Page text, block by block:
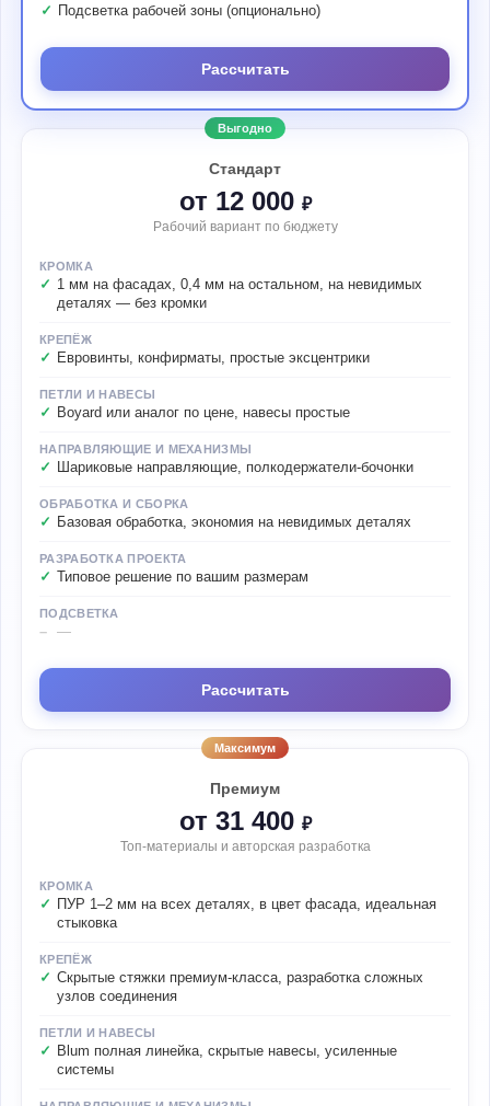
Выгодно
Стандарт
от 12 000 ₽
Рабочий вариант по бюджету
КРОМКА
1 мм на фасадах, 0,4 мм на остальном, на невидимых
деталях — без кромки
КРЕПЁЖ
Евровинты, конфирматы, простые эксцентрики
ПЕТЛИ И НАВЕСЫ
Boyard или аналог по цене, навесы простые
НАПРАВЛЯЮЩИЕ И МЕХАНИЗМЫ
Шариковые направляющие, полкодержатели-бочонки
ОБРАБОТКА И СБОРКА
Базовая обработка, экономия на невидимых деталях
РАЗРАБОТКА ПРОЕКТА
Типовое решение по вашим размерам
ПОДСВЕТКА
—
Рассчитать
Подсветка рабочей зоны (опционально)
Рассчитать
Максимум
Премиум
от 31 400 ₽
Топ-материалы и авторская разработка
КРОМКА
ПУР 1–2 мм на всех деталях, в цвет фасада, идеальная
стыковка
КРЕПЁЖ
Скрытые стяжки премиум-класса, разработка сложных
узлов соединения
ПЕТЛИ И НАВЕСЫ
Blum полная линейка, скрытые навесы, усиленные
системы